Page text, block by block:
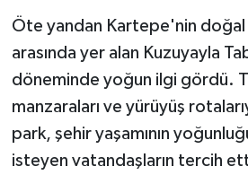
Öte yandan Kartepe'nin doğal
arasında yer alan Kuzuyayla
döneminde yoğun ilgi gördü.
manzaraları ve yürüyüş
park, şehir yaşamının
isteyen vatandaşların tercih